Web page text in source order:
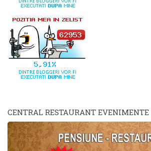
CENTRAL RESTAURANT EVENIMENTE